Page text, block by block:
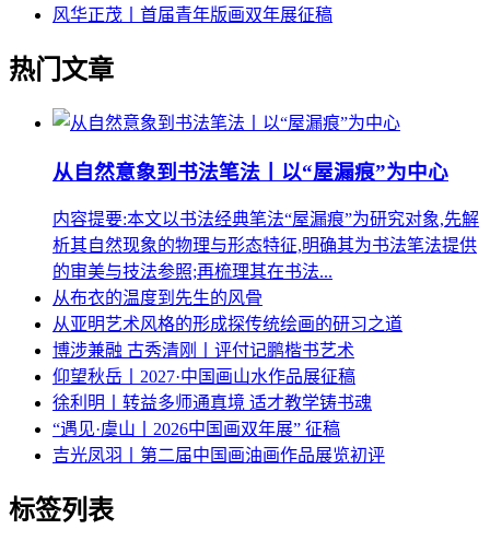
风华正茂丨首届青年版画双年展征稿
热门文章
从自然意象到书法笔法丨以“屋漏痕”为中心
内容提要:本文以书法经典笔法“屋漏痕”为研究对象,先解
析其自然现象的物理与形态特征,明确其为书法笔法提供
的审美与技法参照;再梳理其在书法...
从布衣的温度到先生的风骨
从亚明艺术风格的形成探传统绘画的研习之道
博涉兼融 古秀清刚丨评付记鹏楷书艺术
仰望秋岳丨2027·中国画山水作品展征稿
徐利明丨转益多师通真境 适才教学铸书魂
“遇见·虞山丨2026中国画双年展” 征稿
吉光凤羽丨第二届中国画油画作品展览初评
标签列表